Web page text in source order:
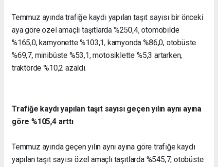
Temmuz ayında trafiğe kaydı yapılan taşıt sayısı bir önceki
aya göre özel amaçlı taşıtlarda %250,4, otomobilde
%165,0, kamyonette %103,1, kamyonda %86,0, otobüste
%69,7, minibüste %53,1, motosiklette %5,3 artarken,
traktörde %10,2 azaldı.
Trafiğe kaydı yapılan taşıt sayısı geçen yılın aynı ayına
göre %105,4 arttı
Temmuz ayında geçen yılın aynı ayına göre trafiğe kaydı
yapılan taşıt sayısı özel amaçlı taşıtlarda %545,7, otobüste